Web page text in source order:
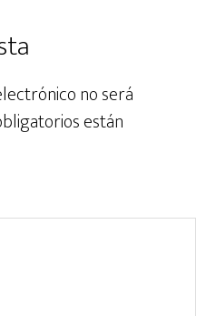
no será
están